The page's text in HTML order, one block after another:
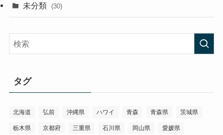
未分類 (30)
タグ
北海道 弘前 沖縄県 ハワイ 青森 青森県 茨城県
栃木県 京都府 三重県 石川県 岡山県 愛媛県